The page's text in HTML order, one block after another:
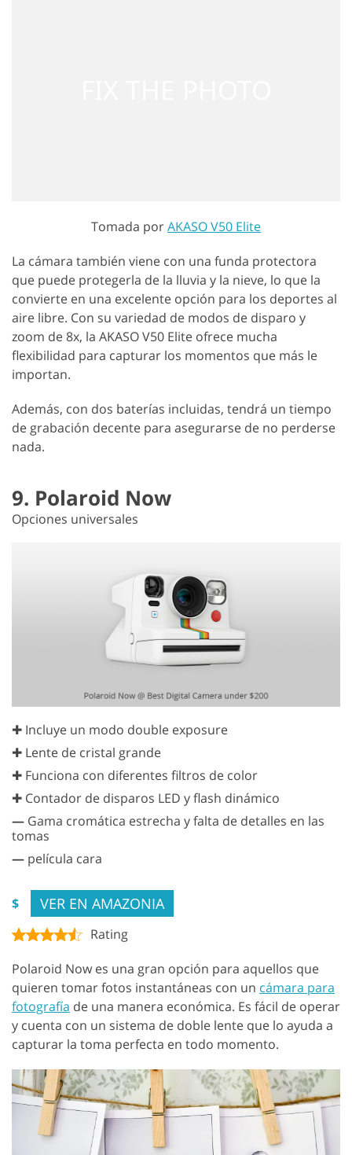
Tomada porAKASO V50 Elite
La cámara también viene con una funda protectora
que puede protegerla de la lluvia y la nieve, lo que la
convierte en una excelente opción para los deportes al
aire libre. Con su variedad de modos de disparo y
zoom de 8x, la AKASO V50 Elite ofrece mucha
flexibilidad para capturar los momentos que más le
importan.
Además, con dos baterías incluidas, tendrá un tiempo
de grabación decente para asegurarse de no perderse
nada.
9. Polaroid Now
Opciones universales
✚ Incluye un modo double exposure
✚ Lente de cristal grande
✚ Funciona con diferentes filtros de color
✚ Contador de disparos LED y flash dinámico
— Gama cromática estrecha y falta de detalles en las
tomas
— película cara
$ VER EN AMAZONIA
Rating
Polaroid Now es una gran opción para aquellos que
quieren tomar fotos instantáneas con un cámara para
fotografía de una manera económica. Es fácil de operar
y cuenta con un sistema de doble lente que lo ayuda a
capturar la toma perfecta en todo momento.